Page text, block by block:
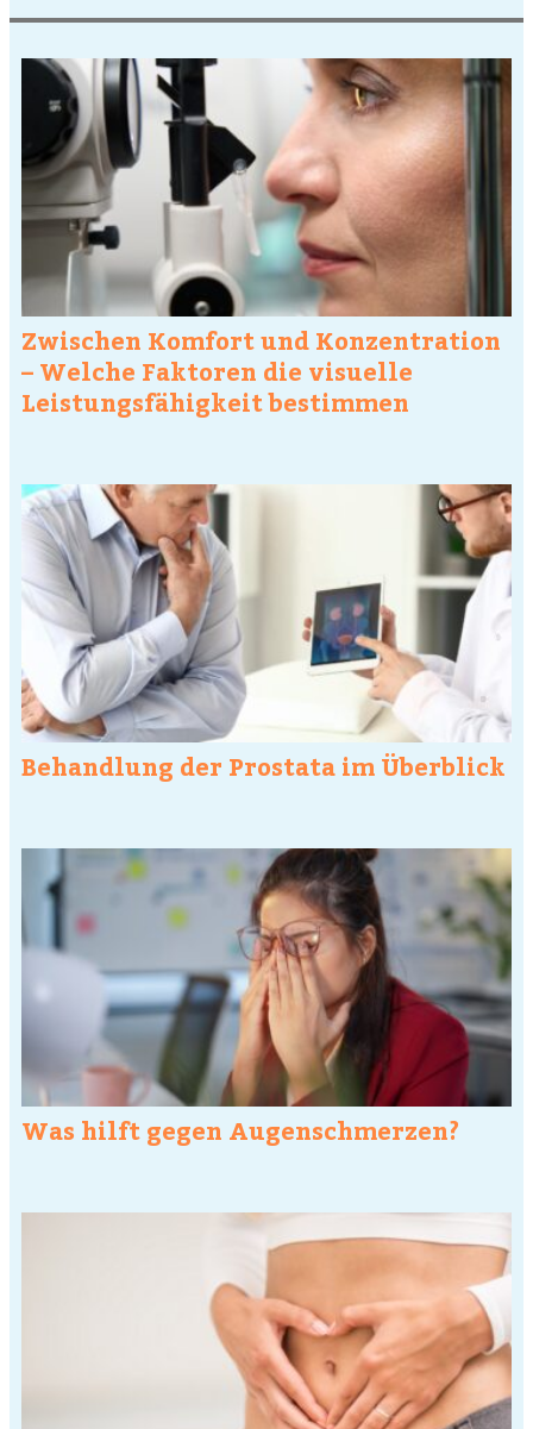
Zwischen Komfort und Konzentration
– Welche Faktoren die visuelle
Leistungsfähigkeit bestimmen
Behandlung der Prostata im Überblick
Was hilft gegen Augenschmerzen?